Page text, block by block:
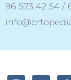
96 573 42 54 /